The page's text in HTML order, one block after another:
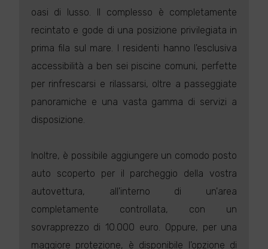
oasi di lusso. Il complesso è completamente
recintato e gode di una posizione privilegiata in
prima fila sul mare. I residenti hanno l'esclusiva
accessibilità a ben sei piscine comuni, perfette
per rinfrescarsi e rilassarsi, oltre a passeggiate
panoramiche e una vasta gamma di servizi a
disposizione.
Inoltre, è possibile aggiungere un comodo posto
auto scoperto per il parcheggio della vostra
autovettura, all'interno di un'area
completamente controllata, con un
sovrapprezzo di 10.000 euro. Oppure, per una
maggiore protezione, è disponibile l'opzione di